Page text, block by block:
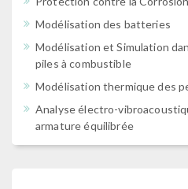
Modélisation des batteries
Modélisation et Simulation
piles à combustible
Modélisation thermique des
Analyse électro-
armature équilibrée